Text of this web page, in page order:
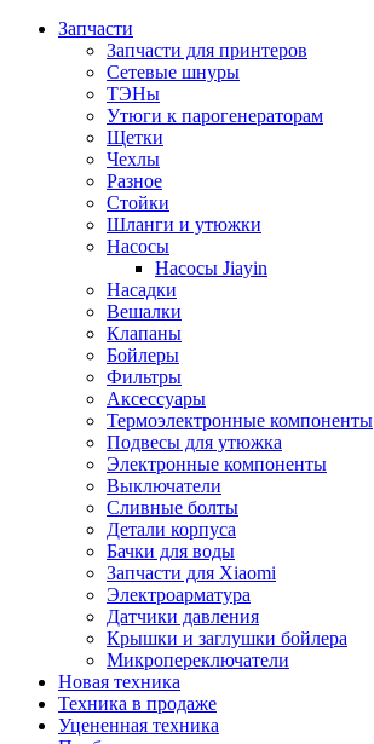
Запчасти
Запчасти для принтеров
Сетевые шнуры
ТЭНы
Утюги к парогенераторам
Щетки
Чехлы
Разное
Стойки
Шланги и утюжки
Насосы
Насосы Jiayin
Насадки
Вешалки
Клапаны
Бойлеры
Фильтры
Аксессуары
Термоэлектронные компоненты
Подвесы для утюжка
Электронные компоненты
Выключатели
Сливные болты
Детали корпуса
Бачки для воды
Запчасти для Xiaomi
Электроарматура
Датчики давления
Крышки и заглушки бойлера
Микропереключатели
Новая техника
Техника в продаже
Уцененная техника